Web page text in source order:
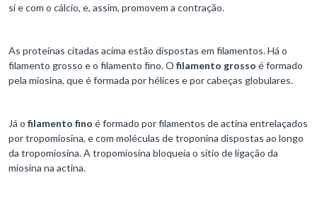
si e com o cálcio, e, assim, promovem a contração.
As proteínas citadas acima estão dispostas em filamentos. Há o
filamento grosso e o filamento fino. O filamento grosso é formado
pela miosina, que é formada por hélices e por cabeças globulares.
Já o filamento fino é formado por filamentos de actina entrelaçados
por tropomiosina, e com moléculas de troponina dispostas ao longo
da tropomiosina. A tropomiosina bloqueia o sítio de ligação da
miosina na actina.